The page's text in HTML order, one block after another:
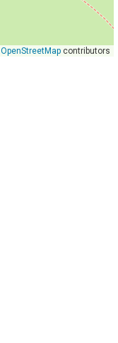
OpenStreetMapcontributors